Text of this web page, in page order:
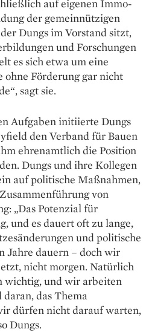
auf eigenen Immo­
der gemeinnützigen
Dungs im Vorstand sitzt,
und Forschungen
es sich etwa um eine
Förderung gar nicht
sagt sie.
Aufgaben initiierte Dungs
den Verband für Bauen
ehrenamtlich die Position
Dungs und ihre Kollegen
auf politische Maßnahmen,
von
„Das Potenzial für
und es dauert oft zu lange,
und politische
Jahre dauern – doch wir
nicht morgen. Natürlich
wichtig, und wir arbeiten
das Thema
dürfen nicht darauf warten,
Dungs.